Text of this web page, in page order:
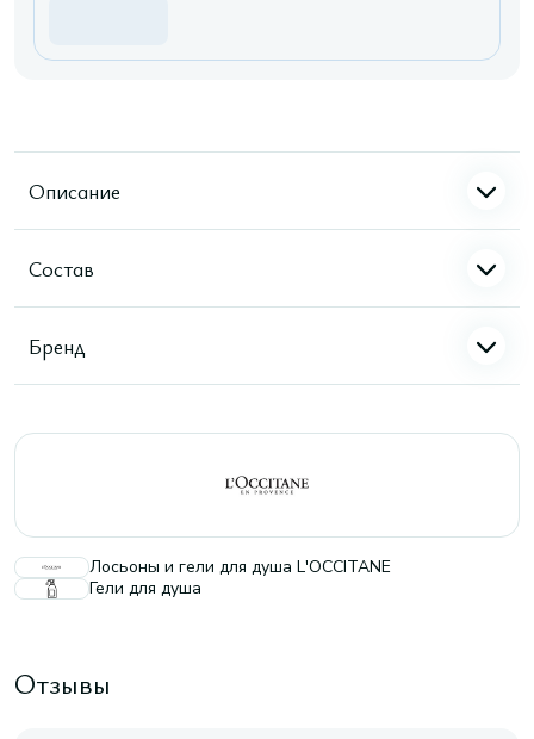
Описание
Состав
Бренд
Лосьоны и гели для душа L'OCCITANE
Гели для душа
Отзывы